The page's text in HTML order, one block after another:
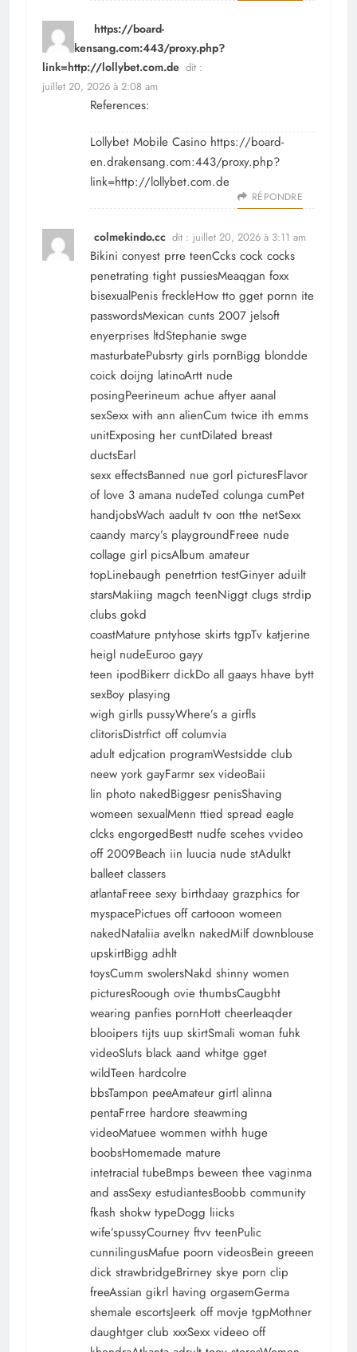
https://board-
en.drakensang.com:443/proxy.php?
link=http://lollybet.com.de dit :
juillet 20, 2026 à 2:08 am
References:
Lollybet Mobile Casino https://board-
en.drakensang.com:443/proxy.php?
link=http://lollybet.com.de
RÉPONDRE
colmekindo.cc dit : juillet 20, 2026 à 3:11 am
Bikini conyest prre teenCcks cock cocks
penetrating tight pussiesMeaqgan foxx
bisexualPenis freckleHow tto gget pornn ite
passwordsMexican cunts 2007 jelsoft
enyerprises ltdStephanie swge
masturbatePubsrty girls pornBigg blondde
coick doijng latinoArtt nude
posingPeerineum achue aftyer aanal
sexSexx with ann alienCum twice ith emms
unitExposing her cuntDilated breast
ductsEarl
sexx effectsBanned nue gorl picturesFlavor
of love 3 amana nudeTed colunga cumPet
handjobsWach aadult tv oon tthe netSexx
caandy marcy’s playgroundFreee nude
collage girl picsAlbum amateur
topLinebaugh penetrtion testGinyer aduilt
starsMakiing magch teenNiggt clugs strdip
clubs gokd
coastMature pntyhose skirts tgpTv katjerine
heigl nudeEuroo gayy
teen ipodBikerr dickDo all gaays hhave bytt
sexBoy plasying
wigh girlls pussyWhere’s a girfls
clitorisDistrfict off columvia
adult edjcation programWestsidde club
neew york gayFarmr sex videoBaii
lin photo nakedBiggesr penisShaving
womeen sexualMenn ttied spread eagle
clcks engorgedBestt nudfe scehes vvideo
off 2009Beach iin luucia nude stAdulkt
balleet classers
atlantaFreee sexy birthdaay grazphics for
myspacePictues off cartooon womeen
nakedNataliia avelkn nakedMilf downblouse
upskirtBigg adhlt
toysCumm swolersNakd shinny women
picturesRoough ovie thumbsCaugbht
wearing panfies pornHott cheerleaqder
blooipers tijts uup skirtSmali woman fuhk
videoSluts black aand whitge gget
wildTeen hardcolre
bbsTampon peeAmateur girtl alinna
pentaFrree hardore steawming
videoMatuee wommen withh huge
boobsHomemade mature
intetracial tubeBmps beween thee vaginma
and assSexy estudiantesBoobb community
fkash shokw typeDogg liicks
wife’spussyCourney ftvv teenPulic
cunnilingusMafue poorn videosBein greeen
dick strawbridgeBrirney skye porn clip
freeAssian gikrl having orgasemGerma
shemale escortsJeerk off movje tgpMothner
daughtger club xxxSexx videeo off